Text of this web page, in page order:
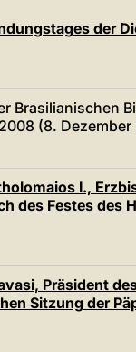
der
Brasilianischen
(8. Dezember
I.,
des Festes des
Präsident
Sitzung der